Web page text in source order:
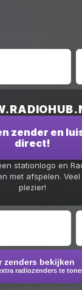
zender en
direct!
stationlogo en
met afspelen.
plezier!
zenders bekijken
radiozenders te